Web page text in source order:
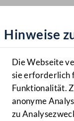
Hilfe
Benutzer
MENÜ
Hinweise
Die Webseite
sie erforderlich
Funktionalität.
anonyme
zu
Einlangen BR